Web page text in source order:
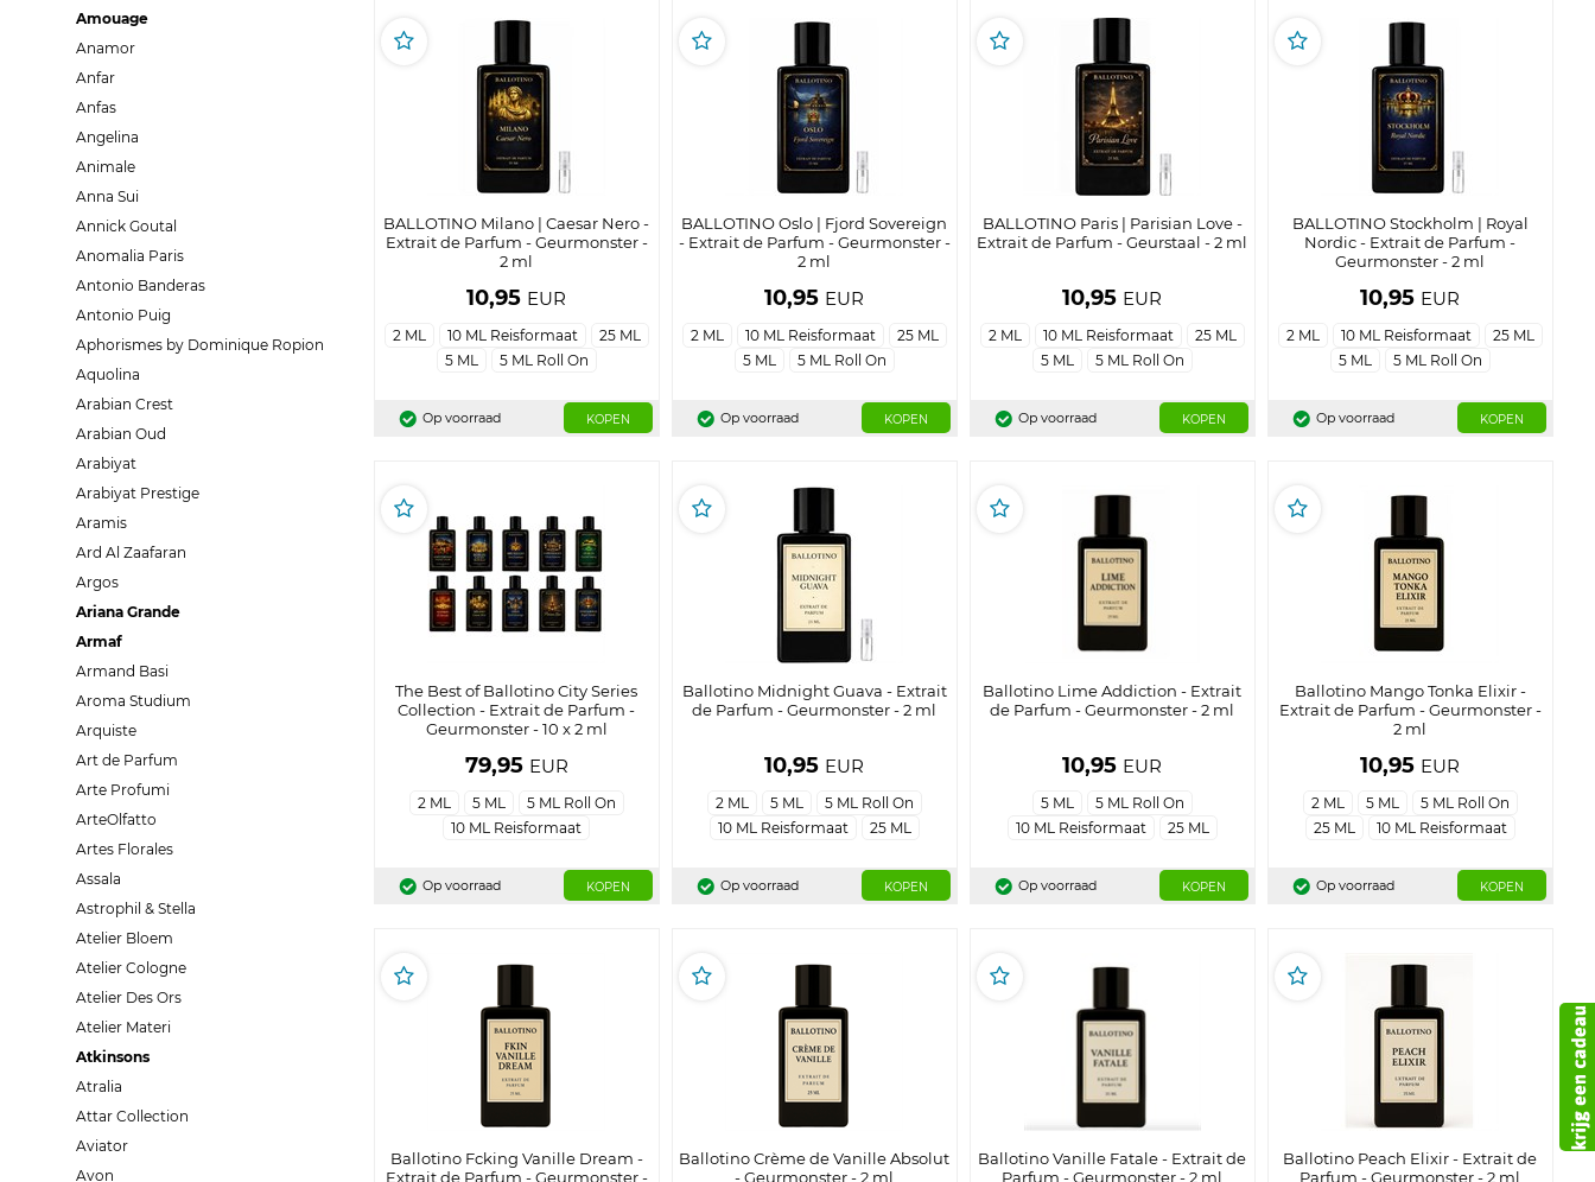
Amouage
Anamor
Anfar
Anfas
Angelina
Animale
Anna Sui
Annick Goutal
Anomalia Paris
Antonio Banderas
Antonio Puig
Aphorismes by Dominique Ropion
Aquolina
Arabian Crest
Arabian Oud
Arabiyat
Arabiyat Prestige
Aramis
Ard Al Zaafaran
Argos
Ariana Grande
Armaf
Armand Basi
Aroma Studium
Arquiste
Art de Parfum
Arte Profumi
ArteOlfatto
Artes Florales
Assala
Astrophil & Stella
Atelier Bloem
Atelier Cologne
Atelier Des Ors
Atelier Materi
Atkinsons
Atralia
Attar Collection
Aviator
Avon
BALLOTINO Milano | Caesar Nero -
Extrait de Parfum - Geurmonster -
2 ml
10,95 EUR
2 ML 10 ML Reisformaat
25 ML
5 ML
5 ML Roll On
Op voorraad KOPEN
BALLOTINO Oslo | Fjord Sovereign
- Extrait de Parfum - Geurmonster -
2 ml
10,95 EUR
2 ML 10 ML Reisformaat
25 ML
5 ML
5 ML Roll On
Op voorraad KOPEN
BALLOTINO Paris | Parisian Love -
Extrait de Parfum - Geurstaal - 2 ml
10,95 EUR
2 ML 10 ML Reisformaat
25 ML
5 ML
5 ML Roll On
Op voorraad KOPEN
BALLOTINO Stockholm | Royal
Nordic - Extrait de Parfum -
Geurmonster - 2 ml
10,95 EUR
2 ML 10 ML Reisformaat
25 ML
5 ML
5 ML Roll On
Op voorraad KOPEN
The Best of Ballotino City Series
Collection - Extrait de Parfum -
Geurmonster - 10 x 2 ml
79,95 EUR
2 ML 5 ML
5 ML Roll On
10 ML Reisformaat
Op voorraad KOPEN
Ballotino Midnight Guava - Extrait
de Parfum - Geurmonster - 2 ml
10,95 EUR
2 ML 5 ML
5 ML Roll On
10 ML Reisformaat
25 ML
Op voorraad KOPEN
Ballotino Lime Addiction - Extrait
de Parfum - Geurmonster - 2 ml
10,95 EUR
5 ML
5 ML Roll On
10 ML Reisformaat
25 ML
Op voorraad KOPEN
Ballotino Mango Tonka Elixir -
Extrait de Parfum - Geurmonster -
2 ml
10,95 EUR
2 ML 5 ML
5 ML Roll On
25 ML
10 ML Reisformaat
Op voorraad KOPEN
Ballotino Fcking Vanille Dream -
Extrait de Parfum - Geurmonster -
Ballotino Crème de Vanille Absolut
- Geurmonster - 2 ml
Ballotino Vanille Fatale - Extrait de
Parfum - Geurmonster - 2 ml
Ballotino Peach Elixir - Extrait de
Parfum - Geurmonster - 2 ml